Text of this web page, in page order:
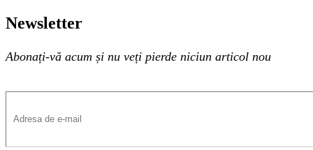
Newsletter
Abonați-vă acum și nu veți pierde niciun articol nou